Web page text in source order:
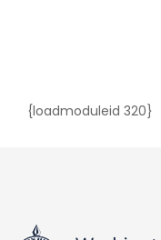
{loadmoduleid 320}